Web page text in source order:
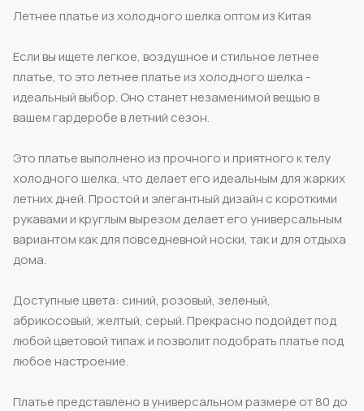
Летнее платье из холодного шелка оптом из Китая
Если вы ищете легкое, воздушное и стильное летнее
платье, то это летнее платье из холодного шелка -
идеальный выбор. Оно станет незаменимой вещью в
вашем гардеробе в летний сезон.
Это платье выполнено из прочного и приятного к телу
холодного шелка, что делает его идеальным для жарких
летних дней. Простой и элегантный дизайн с короткими
рукавами и круглым вырезом делает его универсальным
вариантом как для повседневной носки, так и для отдыха
дома.
Доступные цвета: синий, розовый, зеленый,
абрикосовый, желтый, серый. Прекрасно подойдет под
любой цветовой типаж и позволит подобрать платье под
любое настроение.
Платье представлено в универсальном размере от 80 до